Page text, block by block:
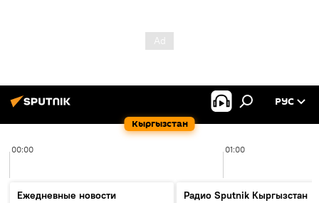
Кыргызстан
РУС
00:00 01:00
Ежедневные новости
Радио Sputnik Кыргызстан